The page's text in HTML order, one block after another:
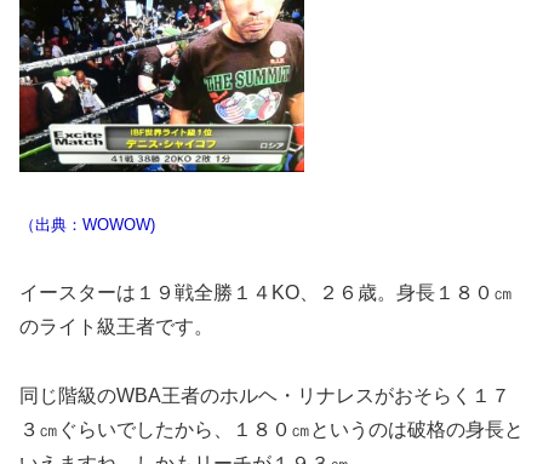
（出典：WOWOW)
イースターは１９戦全勝１４KO、２６歳。身長１８０㎝
のライト級王者です。
同じ階級のWBA王者のホルヘ・リナレスがおそらく１７
３㎝ぐらいでしたから、１８０㎝というのは破格の身長と